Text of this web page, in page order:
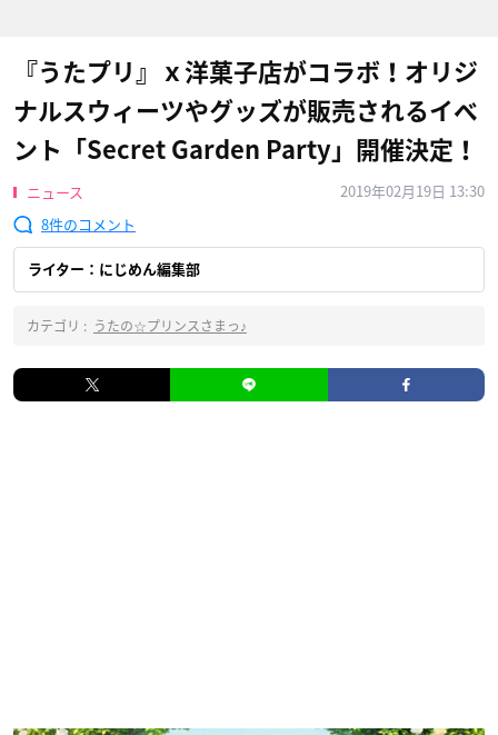
『うたプリ』ｘ洋菓子店がコラボ！オリジ
ナルスウィーツやグッズが販売されるイベ
ント「Secret Garden Party」開催決定！
ニュース
2019年02月19日 13:30
8
ライター：にじめん編集部
カテゴリ : うたの☆プリンスさまっ♪